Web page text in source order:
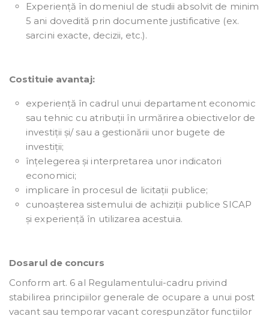
Experiență în domeniul de studii absolvit de minim
5 ani dovedită prin documente justificative (ex.
sarcini exacte, decizii, etc.).
Costituie avantaj:
experiență în cadrul unui departament economic
sau tehnic cu atribuții în urmărirea obiectivelor de
investiții și/ sau a gestionării unor bugete de
investiții;
înțelegerea și interpretarea unor indicatori
economici;
implicare în procesul de licitații publice;
cunoașterea sistemului de achiziții publice SICAP
și experiență în utilizarea acestuia.
Dosarul de concurs
Conform art. 6 al Regulamentului-cadru privind
stabilirea principiilor generale de ocupare a unui post
vacant sau temporar vacant corespunzător funcțiilor